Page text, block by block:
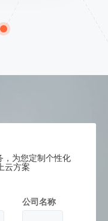
，为您定制个性化
云方案
公司名称